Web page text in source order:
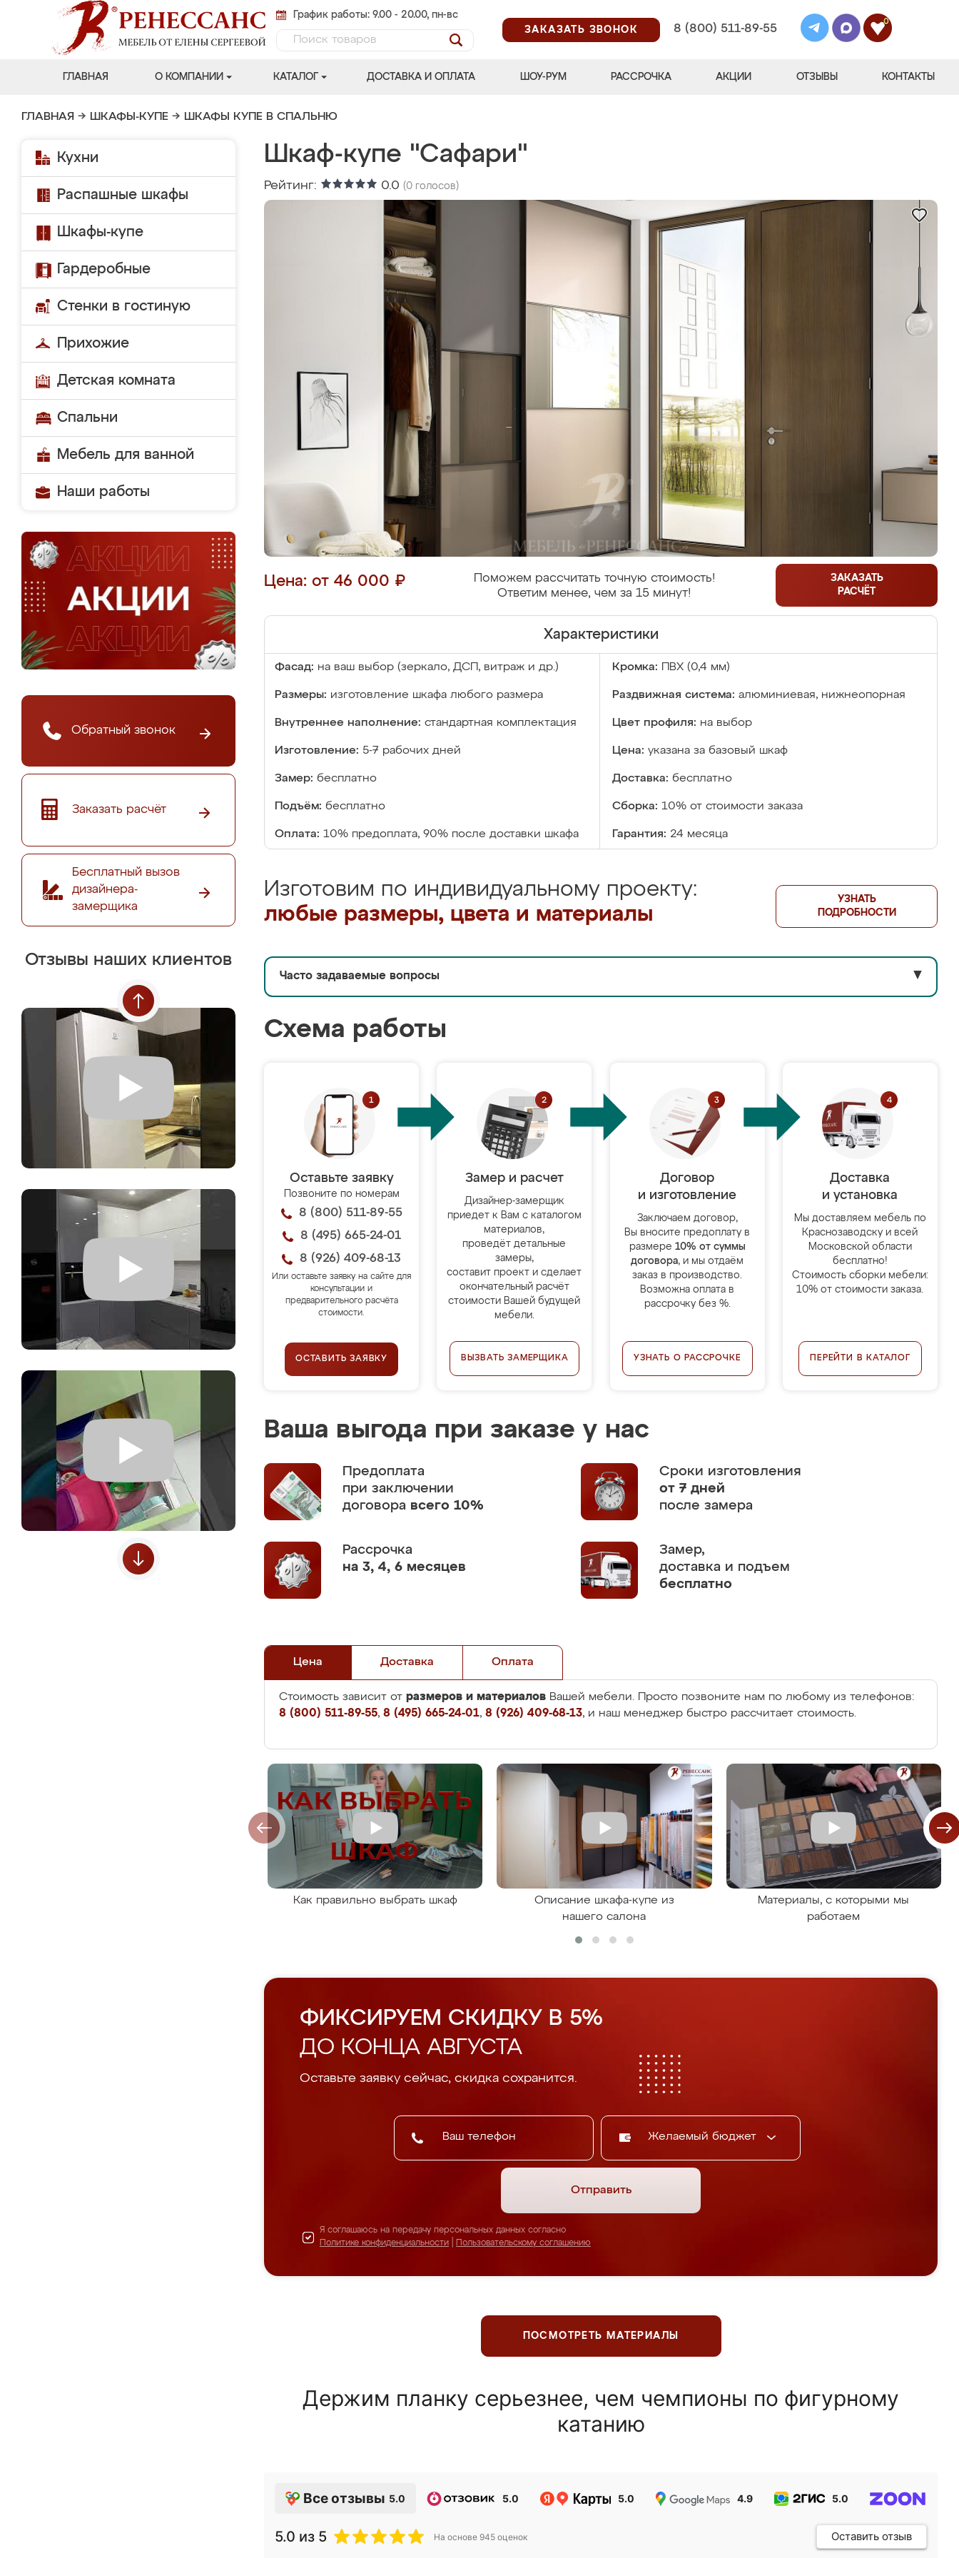
График работы: 9.00 - 20.00, пн-вс
ЗАКАЗАТЬ ЗВОНОК
8 (800) 511-89-55
0
ГЛАВНАЯ О КОМПАНИИ КАТАЛОГ ДОСТАВКА И ОПЛАТА ШОУ-РУМ РАССРОЧКА АКЦИИ ОТЗЫВЫ КОНТАКТЫ
ГЛАВНАЯ → ШКАФЫ-КУПЕ → ШКАФЫ КУПЕ В СПАЛЬНЮ
Кухни
Распашные шкафы
Шкафы-купе
Гардеробные
Стенки в гостиную
Прихожие
Детская комната
Спальни
Мебель для ванной
Наши работы
Обратный звонок
Заказать расчёт
Бесплатный вызов
дизайнера-
замерщика
Отзывы наших клиентов
Шкаф-купе "Сафари"
Рейтинг: 0.0 (0 голосов)
Цена: от 46 000 ₽
Поможем рассчитать точную стоимость!
Ответим менее, чем за 15 минут!
ЗАКАЗАТЬ
РАСЧЁТ
Характеристики
Фасад: на ваш выбор (зеркало, ДСП, витраж и др.) Кромка: ПВХ (0,4 мм)
Размеры: изготовление шкафа любого размера Раздвижная система: алюминиевая, нижнеопорная
Внутреннее наполнение: стандартная комплектация Цвет профиля: на выбор
Изготовление: 5-7 рабочих дней Цена: указана за базовый шкаф
Замер: бесплатно Доставка: бесплатно
Подъём: бесплатно Сборка: 10% от стоимости заказа
Оплата: 10% предоплата, 90% после доставки шкафа Гарантия: 24 месяца
Изготовим по индивидуальному проекту:
любые размеры, цвета и материалы
УЗНАТЬ
ПОДРОБНОСТИ
Часто задаваемые вопросы ▼
Схема работы
Оставьте заявку
Позвоните по номерам
8 (800) 511-89-55
8 (495) 665-24-01
8 (926) 409-68-13
Или оставьте заявку на сайте для
консультации и
предварительного расчёта
стоимости.
ОСТАВИТЬ ЗАЯВКУ
Замер и расчет
Дизайнер-замерщик
приедет к Вам с каталогом
материалов,
проведёт детальные
замеры,
составит проект и сделает
окончательный расчёт
стоимости Вашей будущей
мебели.
ВЫЗВАТЬ ЗАМЕРЩИКА
Договор
и изготовление
Заключаем договор,
Вы вносите предоплату в
размере 10% от суммы
договора, и мы отдаём
заказ в производство.
Возможна оплата в
рассрочку без %.
УЗНАТЬ О РАССРОЧКЕ
Доставка
и установка
Мы доставляем мебель по
Краснозаводску и всей
Московской области
бесплатно!
Стоимость сборки мебели:
10% от стоимости заказа.
ПЕРЕЙТИ В КАТАЛОГ
Ваша выгода при заказе у нас
Предоплата
при заключении
договора всего 10%
Сроки изготовления
от 7 дней
после замера
Рассрочка
на 3, 4, 6 месяцев
Замер,
доставка и подъем
бесплатно
Цена Доставка Оплата
Стоимость зависит от размеров и материалов Вашей мебели. Просто позвоните нам по любому из телефонов:
8 (800) 511-89-55, 8 (495) 665-24-01, 8 (926) 409-68-13, и наш менеджер быстро рассчитает стоимость.
Как правильно выбрать шкаф
Описание шкафа-купе из
нашего салона
Материалы, с которыми мы
работаем
ФИКСИРУЕМ СКИДКУ В 5%
ДО КОНЦА АВГУСТА
Оставьте заявку сейчас, скидка сохранится.
Желаемый бюджет
Отправить
Я соглашаюсь на передачу персональных данных согласно
Политике конфиденциальности
Пользовательскому соглашению
ПОСМОТРЕТЬ МАТЕРИАЛЫ
Держим планку серьезнее, чем чемпионы по фигурному
катанию
Все отзывы 5.0 5.0 5.0 4.9 5.0
5.0 из 5 На основе 945 оценок Оставить отзыв